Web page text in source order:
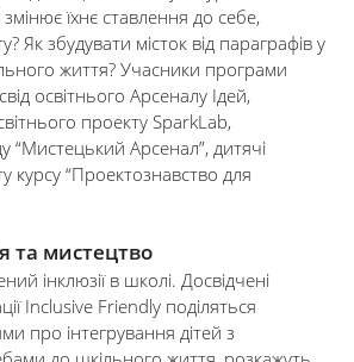
їхнє ставлення до себе,
Як збудувати місток від параграфів у
життя? Учасники програми
освітнього Арсеналу Ідей,
проекту SparkLab,
“Мистецький Арсенал”, дитячі
курсу “Проектознавство для
та мистецтво
інклюзії в школі. Досвідчені
Inclusive Friendly поділяться
про інтегрування дітей з